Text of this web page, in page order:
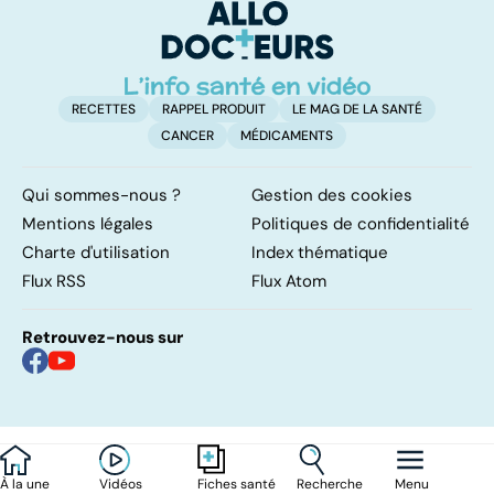
À la une Vidéos Fiches santé Recherche Menu
hyperactivité
également
touché
RECETTES RAPPEL PRODUIT
LE MAG DE LA SANTÉ
CANCER
MÉDICAMENTS
Qui sommes-nous ?
Gestion des cookies
Mentions légales
Politiques de confidentialité
Charte d'utilisation
Index thématique
Flux RSS
Flux Atom
Retrouvez-nous sur